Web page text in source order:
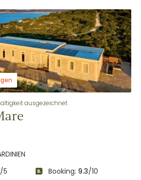
ausgezeichnet
/5 Booking: 9.3/10